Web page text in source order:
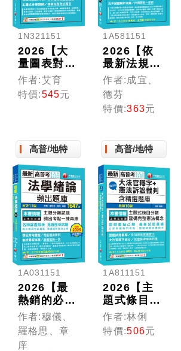
1N321151
2026【大
量圖表對
照】國考教
育行政類專
業科目重點
教育、教
心、教測
統)（十五
版）（高普
考、地方特
考、各類特
考）
作者:艾育
特價:545元
1A581151
2026【依
最新法規修
訂題庫】法
學知識與英
文頻出題庫
〔十三版〕
各類特考）
作者:成宜、
德芬
特價:363元
高普/地特
1A031151
2026【最
熱銷的必考
題庫】法學
緒論頻出題
庫〔十一
作者:穆儀、
羅格思、章
庠
高普/地特
1A811151
2026【主
題式條目分
類】超好用
大法官釋字
+憲法訴訟
作者:林俐
特價:506元